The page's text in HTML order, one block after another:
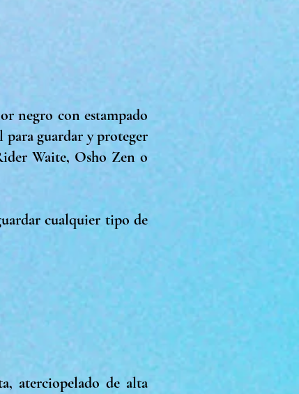
negro con estampado
para guardar y proteger
Waite, Osho Zen o
cualquier tipo de
aterciopelado de alta